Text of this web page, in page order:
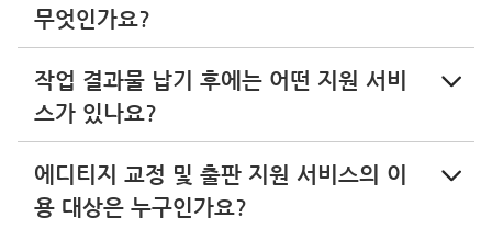
무엇인가요?
작업 결과물 납기 후에는 어떤 지원 서비
스가 있나요?
에디티지 교정 및 출판 지원 서비스의 이
용 대상은 누구인가요?